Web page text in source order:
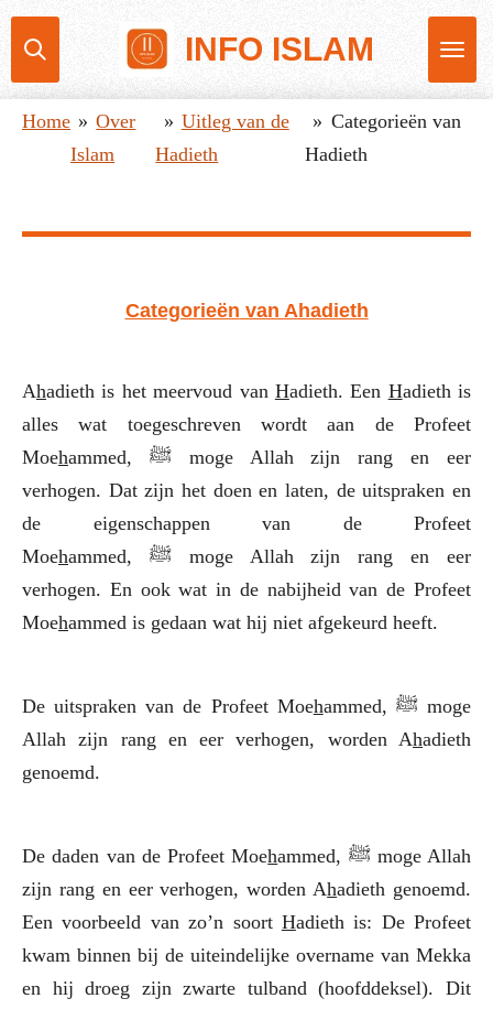
direct
naar
de
hoofdinhoud
INFO ISLAM
Home » Over
Islam
» Uitleg van de
Hadieth
» Categorieën van
Hadieth
Categorieën van Ahadieth
Ahadieth is het meervoud van Hadieth. Een Hadieth is
alles wat toegeschreven wordt aan de Profeet
Moehammed, ﷺmoge Allah zijn rang en eer
verhogen. Dat zijn het doen en laten, de uitspraken en
de eigenschappen van de Profeet
Moehammed, ﷺmoge Allah zijn rang en eer
verhogen. En ook wat in de nabijheid van de Profeet
Moehammed is gedaan wat hij niet afgekeurd heeft.
De uitspraken van de Profeet Moehammed, ﷺmoge
Allah zijn rang en eer verhogen, worden Ahadieth
genoemd.
De daden van de Profeet Moehammed, ﷺmoge Allah
zijn rang en eer verhogen, worden Ahadieth genoemd.
Een voorbeeld van zo’n soort Hadieth is: De Profeet
kwam binnen bij de uiteindelijke overname van Mekka
en hij droeg zijn zwarte tulband (hoofddeksel). Dit